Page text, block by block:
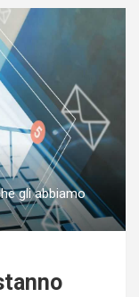
gli abbiamo